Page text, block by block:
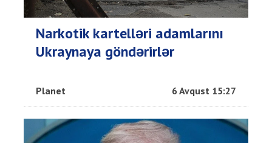
Narkotik kartelləri adamlarını
Ukraynaya göndərirlər
Planet 6 Avqust 15:27